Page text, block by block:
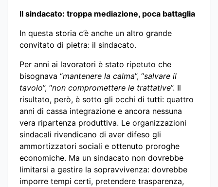
Il sindacato: troppa mediazione, poca battaglia
In questa storia c’è anche un altro grande
convitato di pietra: il sindacato.
Per anni ai lavoratori è stato ripetuto che
bisognava “mantenere la calma”, “salvare il
tavolo”, “non compromettere le trattative”. Il
risultato, però, è sotto gli occhi di tutti: quattro
anni di cassa integrazione e ancora nessuna
vera ripartenza produttiva. Le organizzazioni
sindacali rivendicano di aver difeso gli
ammortizzatori sociali e ottenuto proroghe
economiche. Ma un sindacato non dovrebbe
limitarsi a gestire la sopravvivenza: dovrebbe
imporre tempi certi, pretendere trasparenza,